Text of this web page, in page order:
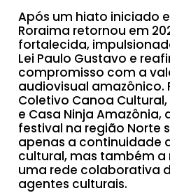
Após um hiato iniciado
Roraima retornou em
fortalecida,
Lei Paulo Gustavo e
compromisso com a
audiovisual amazônico.
Coletivo Canoa Cultural,
e Casa Ninja
festival na região Norte
apenas a continuidade
cultural, mas também
uma rede colaborativa
agentes culturais.